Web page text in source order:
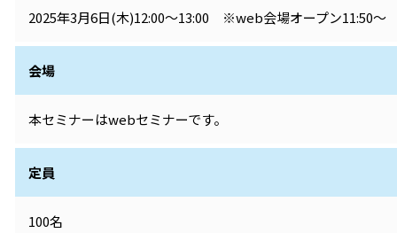
2025年3月6日(木)12:00～13:00 ※web会場オープン11:50～
会場
本セミナーはwebセミナーです。
定員
100名